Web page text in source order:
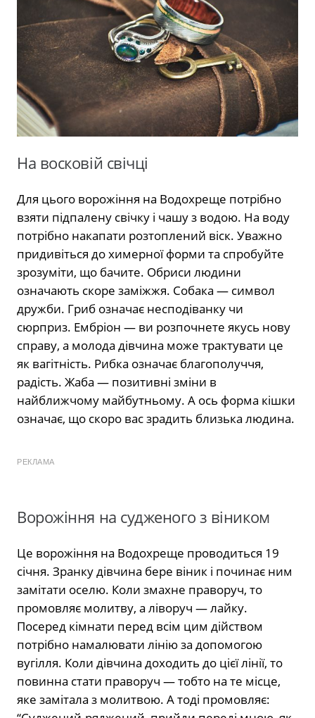
На восковій свічці
Для цього ворожіння на Водохреще потрібно
взяти підпалену свічку і чашу з водою. На воду
потрібно накапати розтоплений віск. Уважно
придивіться до химерної форми та спробуйте
зрозуміти, що бачите. Обриси людини
означають скоре заміжжя. Собака — символ
дружби. Гриб означає несподіванку чи
сюрприз. Ембріон — ви розпочнете якусь нову
справу, а молода дівчина може трактувати це
як вагітність. Рибка означає благополуччя,
радість. Жаба — позитивні зміни в
найближчому майбутньому. А ось форма кішки
означає, що скоро вас зрадить близька людина.
РЕКЛАМА
Ворожіння на судженого з віником
Це ворожіння на Водохреще проводиться 19
січня. Зранку дівчина бере віник і починає ним
замітати оселю. Коли змахне праворуч, то
промовляє молитву, а ліворуч — лайку.
Посеред кімнати перед всім цим дійством
потрібно намалювати лінію за допомогою
вугілля. Коли дівчина доходить до цієї лінії, то
повинна стати праворуч — тобто на те місце,
яке замітала з молитвою. А тоді промовляє: